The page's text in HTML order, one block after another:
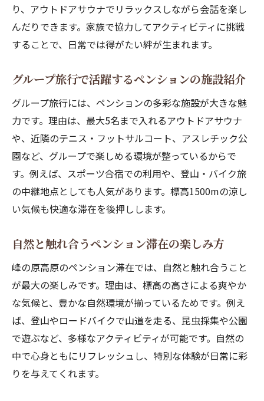
り、アウトドアサウナでリラックスしながら会話を楽し
んだりできます。家族で協力してアクティビティに挑戦
することで、日常では得がたい絆が生まれます。
グループ旅行で活躍するペンションの施設紹介
グループ旅行には、ペンションの多彩な施設が大きな魅
力です。理由は、最大5名まで入れるアウトドアサウナ
や、近隣のテニス・フットサルコート、アスレチック公
園など、グループで楽しめる環境が整っているからで
す。例えば、スポーツ合宿での利用や、登山・バイク旅
の中継地点としても人気があります。標高1500mの涼し
い気候も快適な滞在を後押しします。
自然と触れ合うペンション滞在の楽しみ方
峰の原高原のペンション滞在では、自然と触れ合うこと
が最大の楽しみです。理由は、標高の高さによる爽やか
な気候と、豊かな自然環境が揃っているためです。例え
ば、登山やロードバイクで山道を走る、昆虫採集や公園
で遊ぶなど、多様なアクティビティが可能です。自然の
中で心身ともにリフレッシュし、特別な体験が日常に彩
りを与えてくれます。